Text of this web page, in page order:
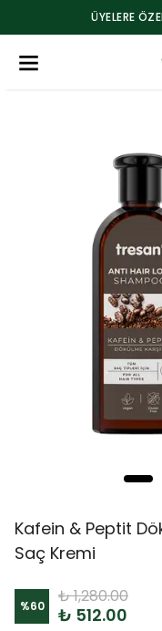
ÜYELERE
Kafein & Peptit
Saç Kremi
%60 ₺ 1,280.00
₺ 512.00